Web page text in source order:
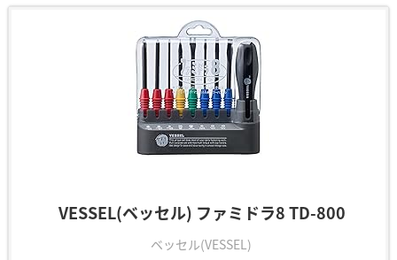
VESSEL(ベッセル) ファミドラ8 TD-800
ベッセル(VESSEL)